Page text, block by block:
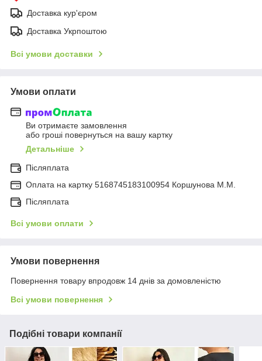
Доставка кур'єром
Доставка Укрпоштою
Всі умови доставки
Умови оплати
Ви отримаєте замовлення
або гроші повернуться на вашу картку
Детальніше
Післяплата
Оплата на картку 5168745183100954 Коршунова М.М.
Післяплата
Всі умови оплати
Умови повернення
Повернення товару впродовж 14 днів за домовленістю
Всі умови повернення
Подібні товари компанії